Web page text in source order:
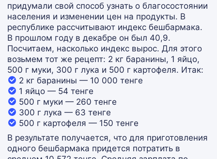
придумали свой способ узнать о благосостоянии
населения и изменении цен на продукты. В
республике рассчитывают индекс бешбармака.
В прошлом году в декабре он был 40,9.
Посчитаем, насколько индекс вырос. Для этого
возьмем тот же рецепт: 2 кг баранины, 1 яйцо,
500 г муки, 300 г лука и 500 г картофеля. Итак:
2 кг баранины — 10 000 тенге
1 яйцо — 54 тенге
500 г муки — 260 тенге
300 г лука — 63 тенге
500 г картофеля — 150 тенге
В результате получается, что для приготовления
одного бешбармака придется потратить в